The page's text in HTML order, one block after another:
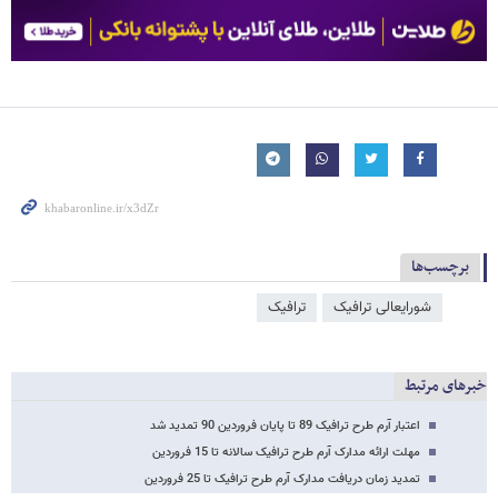
برچسب‌ها
شورایعالی ترافیک ترافیک
خبرهای مرتبط
اعتبار آرم طرح ترافیک 89 تا پایان فروردین 90 تمدید شد
مهلت ارائه مدارک آرم طرح ترافیک سالانه تا 15 فروردین
تمدید زمان دریافت مدارک آرم طرح ترافیک تا 25 فروردین